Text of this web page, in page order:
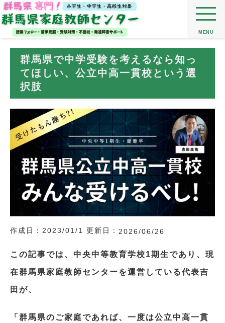
MENU
群馬県で中学受験を考えるなら知っ
てほしい、公立中高一貫校という選
択肢
作成日： 2023/01/1 更新日： 2026/06/26
この記事では、中央中等教育学校1期生であり、現
在群馬県家庭教師センターを運営している代表吉
田が、
「群馬県のご家庭であれば、一度は公立中高一貫